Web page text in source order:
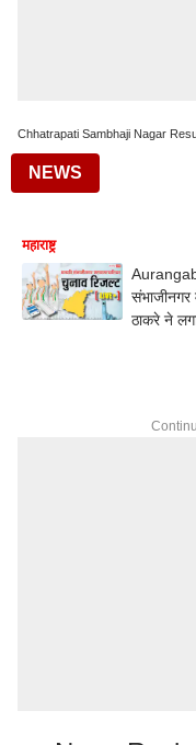
Chhatrapati Sambhaji Nagar
NEWS
महाराष्ट्र
संभाजीनगर
ठाकरे ने